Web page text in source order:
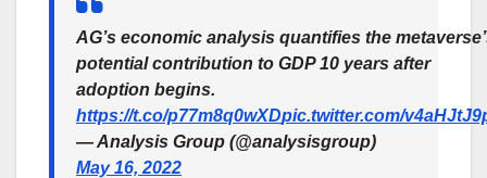
AG’s economic analysis quantifies the
potential contribution to GDP 10 years after
adoption begins.
https://t.co/p77m8q0wXDpic.twitter.com/
— Analysis Group (@analysisgroup)
May 16, 2022